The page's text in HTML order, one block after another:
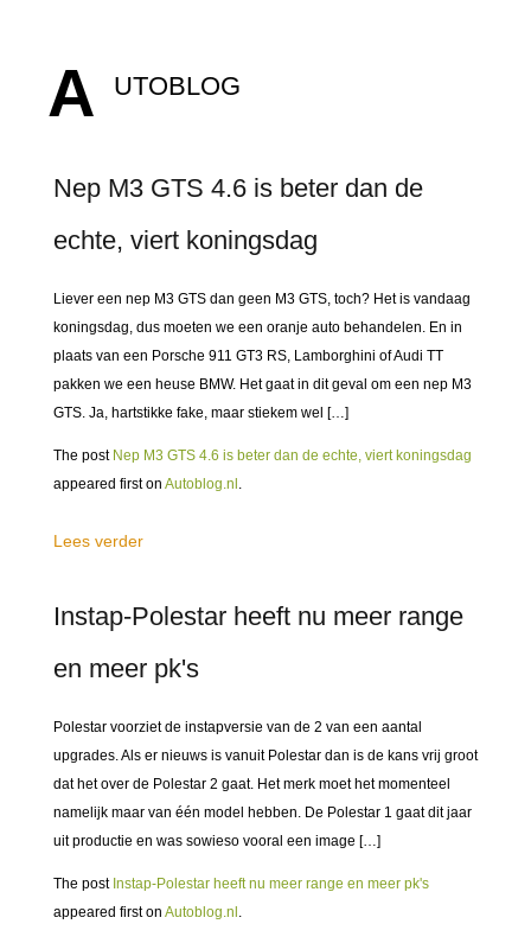
A UTOBLOG
Nep M3 GTS 4.6 is beter dan de
echte, viert koningsdag
Liever een nep M3 GTS dan geen M3 GTS, toch? Het is vandaag
koningsdag, dus moeten we een oranje auto behandelen. En in
plaats van een Porsche 911 GT3 RS, Lamborghini of Audi TT
pakken we een heuse BMW. Het gaat in dit geval om een nep M3
GTS. Ja, hartstikke fake, maar stiekem wel […]
The post Nep M3 GTS 4.6 is beter dan de echte, viert koningsdag
appeared first on Autoblog.nl .
Lees verder
Instap-Polestar heeft nu meer range
en meer pk's
Polestar voorziet de instapversie van de 2 van een aantal
upgrades. Als er nieuws is vanuit Polestar dan is de kans vrij groot
dat het over de Polestar 2 gaat. Het merk moet het momenteel
namelijk maar van één model hebben. De Polestar 1 gaat dit jaar
uit productie en was sowieso vooral een image […]
The post Instap-Polestar heeft nu meer range en meer pk's
appeared first on Autoblog.nl .